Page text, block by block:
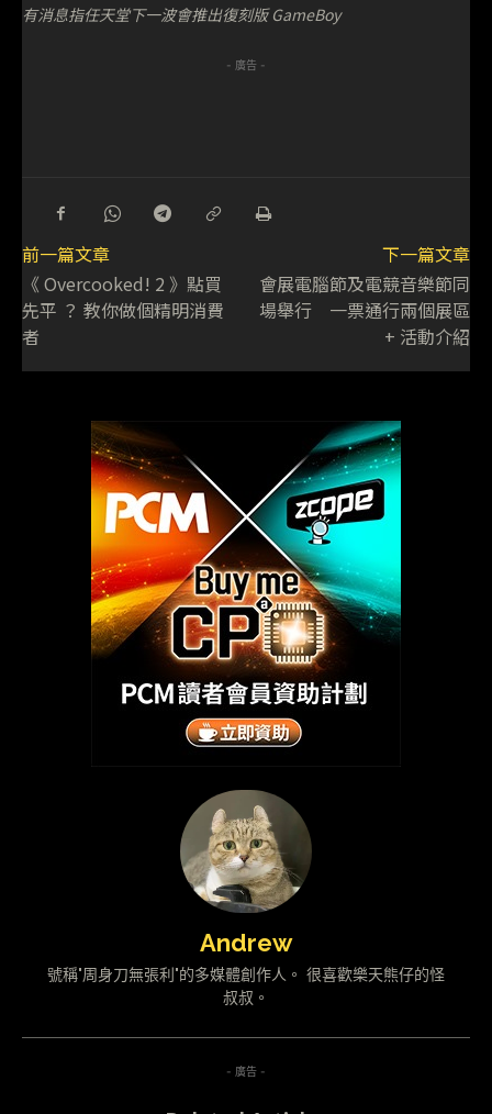
有消息指任天堂下一波會推出復刻版 GameBoy
- 廣告 -
前一篇文章
《 Overcooked! 2 》點買
先平 ？ 教你做個精明消費
者
下一篇文章
會展電腦節及電競音樂節同
場舉行 一票通行兩個展區
+ 活動介紹
Andrew
號稱"周身刀無張利"的多媒體創作人。 很喜歡樂天熊仔的怪
叔叔。
- 廣告 -